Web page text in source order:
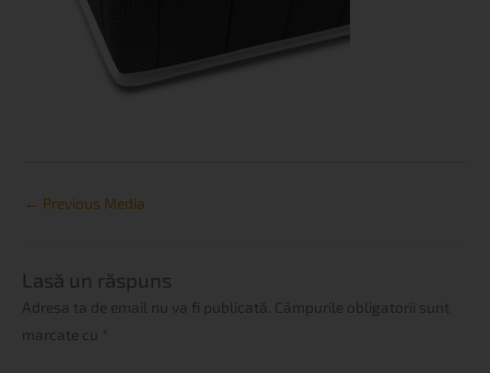
← Previous Media
Lasă un răspuns
Adresa ta de email nu va fi publicată. Câmpurile obligatorii sunt
marcate cu